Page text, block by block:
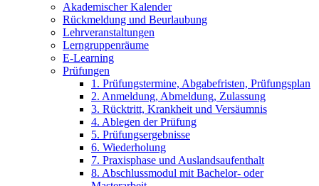
Akademischer Kalender
Rückmeldung und Beurlaubung
Lehrveranstaltungen
Lerngruppenräume
E-Learning
Prüfungen
1. Prüfungstermine, Abgabefristen, Prüfungsplan
2. Anmeldung, Abmeldung, Zulassung
3. Rücktritt, Krankheit und Versäumnis
4. Ablegen der Prüfung
5. Prüfungsergebnisse
6. Wiederholung
7. Praxisphase und Auslandsaufenthalt
8. Abschlussmodul mit Bachelor- oder